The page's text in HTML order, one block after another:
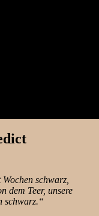
schwarz,
dem Teer, unsere
schwarz.“